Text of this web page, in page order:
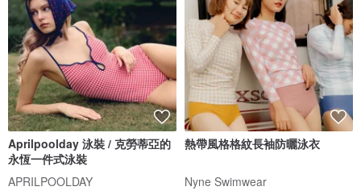
Aprilpoolday 泳裝 / 克勞蒂亞的
永恆一件式泳裝
APRILPOOLDAY
熱帶風格格紋長袖防曬泳衣
Nyne Swimwear